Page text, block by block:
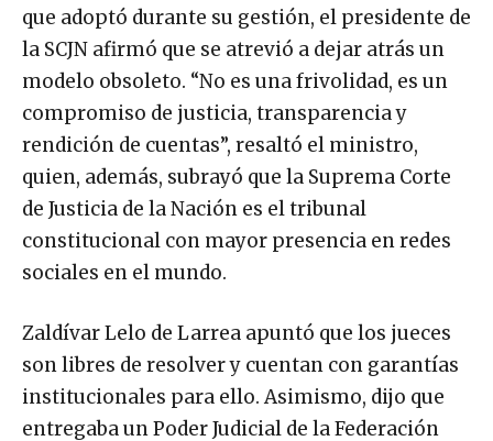
que adoptó durante su gestión, el presidente de
la SCJN afirmó que se atrevió a dejar atrás un
modelo obsoleto. “No es una frivolidad, es un
compromiso de justicia, transparencia y
rendición de cuentas”, resaltó el ministro,
quien, además, subrayó que la Suprema Corte
de Justicia de la Nación es el tribunal
constitucional con mayor presencia en redes
sociales en el mundo.
Zaldívar Lelo de Larrea apuntó que los jueces
son libres de resolver y cuentan con garantías
institucionales para ello. Asimismo, dijo que
entregaba un Poder Judicial de la Federación